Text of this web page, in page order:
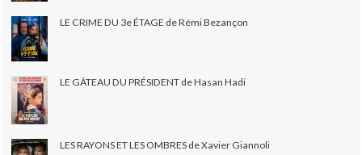
LE CRIME DU 3e ÉTAGE de Rémi Bezançon
LE GÂTEAU DU PRÉSIDENT de Hasan Hadi
LES RAYONS ET LES OMBRES de Xavier Giannoli